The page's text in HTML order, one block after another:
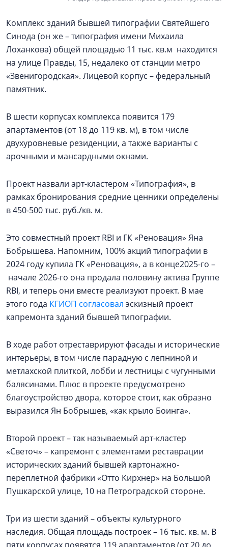
Комплекс зданий бывшей типографии Святейшего
Синода (он же – типография имени Михаила
Лоханкова) общей площадью 11 тыс. кв.м находится
на улице Правды, 15, недалеко от станции метро
«Звенигородская». Лицевой корпус – федеральный
памятник.
В шести корпусах комплекса появится 179
апартаментов (от 18 до 119 кв. м), в том числе
двухуровневые резиденции, а также варианты с
арочными и мансардными окнами.
Проект назвали арт-кластером «Типография», в
рамках бронирования средние ценники определены
в 450-500 тыс. руб./кв. м.
Это совместный проект RBI и ГК «Реновация» Яна
Бобрышева. Напомним, 100% акций типографии в
2024 году купила ГК «Реновация», а в конце2025-го –
начале 2026-го она продала половину актива Группе
RBI, и теперь они вместе реализуют проект. В мае
этого года КГИОП согласовал эскизный проект
капремонта зданий бывшей типографии.
В ходе работ отреставрируют фасады и исторические
интерьеры, в том числе парадную с лепниной и
метлахской плиткой, лобби и лестницы с чугунными
балясинами. Плюс в проекте предусмотрено
благоустройство двора, которое стоит, как образно
выразился Ян Бобрышев, «как крыло Боинга».
Второй проект – так называемый арт-кластер
«Светоч» – капремонт с элементами реставрации
исторических зданий бывшей картонажно-
переплетной фабрики «Отто Кирхнер» на Большой
Пушкарской улице, 10 на Петроградской стороне.
Три из шести зданий – объекты культурного
наследия. Общая площадь построек – 16 тыс. кв. м. В
пяти корпусах появятся 119 апартаментов (от 20 до